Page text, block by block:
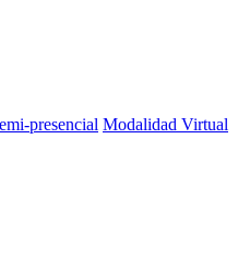
presencial Modalidad Virtual